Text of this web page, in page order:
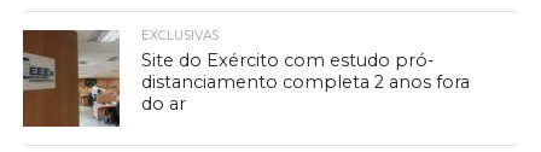
EXCLUSIVAS
Site do Exército com estudo pró-
distanciamento completa 2 anos fora
do ar